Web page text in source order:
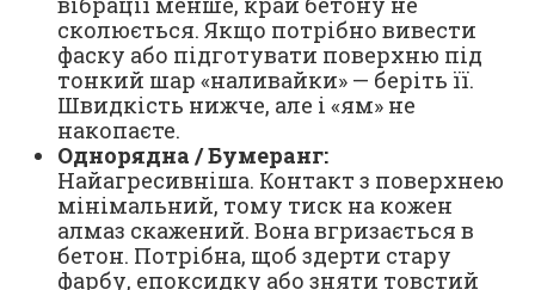
сколюється. Якщо потрібно вивести
фаску або підготувати поверхню під
тонкий шар «наливайки» — беріть її.
Швидкість нижче, але і «ям» не
накопаєте.
Однорядна / Бумеранг:
Найагресивніша. Контакт з поверхнею
мінімальний, тому тиск на кожен
алмаз скажений. Вона вгризається в
бетон. Потрібна, щоб здерти стару
фарбу, епоксидку або зняти товстий